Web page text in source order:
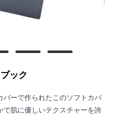
ック
バーで作られたこのソフトカバ
で肌に優しいテクスチャーを誇